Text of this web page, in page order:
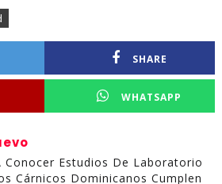
SHARE
WHATSAPP
Conocer Estudios De Laboratorio
Cárnicos Dominicanos Cumplen